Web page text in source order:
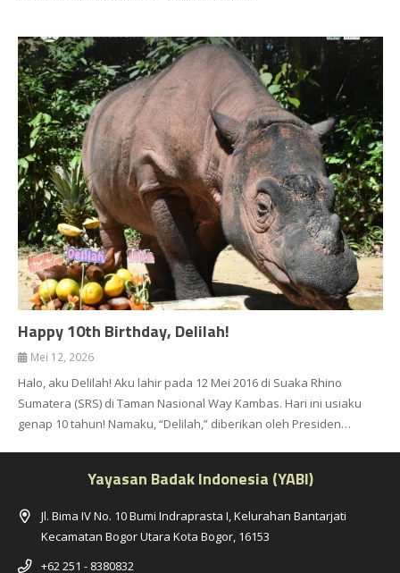
Happy 10th Birthday, Delilah!
Mei 12, 2026
Halo, aku Delilah! Aku lahir pada 12 Mei 2016 di Suaka Rhino
Sumatera (SRS) di Taman Nasional Way Kambas. Hari ini usiaku
genap 10 tahun! Namaku, “Delilah,” diberikan oleh Presiden…
Yayasan Badak Indonesia (YABI)
Jl. Bima IV No. 10 Bumi Indraprasta I, Kelurahan Bantarjati
Kecamatan Bogor Utara Kota Bogor, 16153
+62 251 - 8380832